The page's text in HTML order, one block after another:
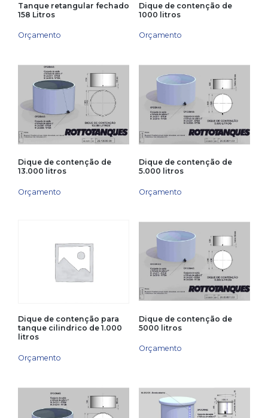
Tanque retangular fechado
158 Litros
Orçamento
Dique de contenção de
1000 litros
Orçamento
Dique de contenção de
13.000 litros
Orçamento
Dique de contenção de
5.000 litros
Orçamento
Dique de contenção para
tanque cilindrico de 1.000
litros
Orçamento
Dique de contenção de
5000 litros
Orçamento